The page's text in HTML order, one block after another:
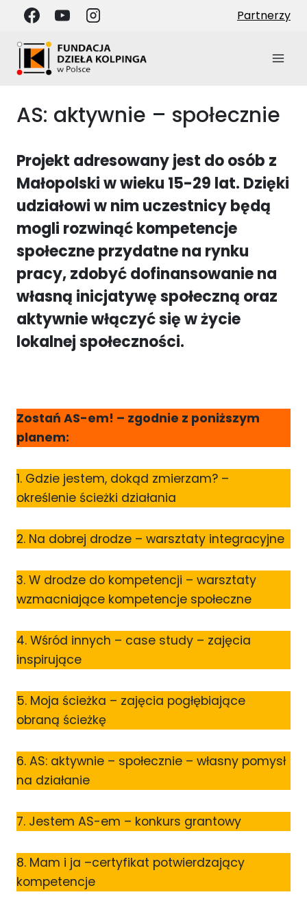
Przejdź
treści
Partnerzy
AS: aktywnie – społecznie
Projekt adresowany jest do osób z
Małopolski w wieku 15-29 lat. Dzięki
udziałowi w nim uczestnicy będą
mogli rozwinąć kompetencje
społeczne przydatne na rynku
pracy, zdobyć dofinansowanie na
własną inicjatywę społeczną oraz
aktywnie włączyć się w życie
lokalnej społeczności.
Zostań AS-em! – zgodnie z poniższym
planem:
1. Gdzie jestem, dokąd zmierzam? –
określenie ścieżki działania
2. Na dobrej drodze – warsztaty integracyjne
3. W drodze do kompetencji – warsztaty
wzmacniające kompetencje społeczne
4. Wśród innych – case study – zajęcia
inspirujące
5. Moja ścieżka – zajęcia pogłębiające
obraną ścieżkę
6. AS: aktywnie – społecznie – własny pomysł
na działanie
7. Jestem AS-em – konkurs grantowy
8. Mam i ja –certyfikat potwierdzający
kompetencje